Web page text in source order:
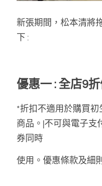
新張期間，松本清將
下 :
優惠一 : 全店9
*折扣不適用於購買
商品。|不可與電子支
券同時
使用。優惠條款及細